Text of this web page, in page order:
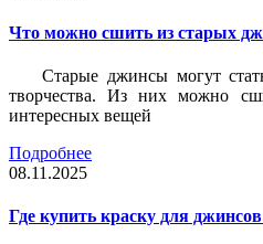
Что можно сшить из старых
Старые джинсы могут
творчества. Из них можно
интересных вещей
Подробнее
08.11.2025
Где купить краску для